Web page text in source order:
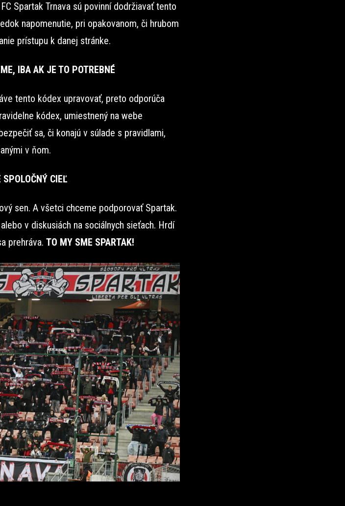
Spartak Trnava sú povinní dodržiavať tento
napomenutie, pri opakovanom, či hrubom
prístupu k danej stránke.
IBA AK JE TO POTREBNÉ
tento kódex upravovať, preto odporúča
kódex, umiestnený na webe
sa, či konajú v súlade s pravidlami,
v ňom.
CIEĽ
sen. A všetci chceme podporovať Spartak.
v diskusiách na sociálnych sieťach. Hrdí
prehráva. TO MY SME SPARTAK!